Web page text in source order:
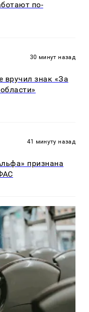
по-
30 минут назад
вручил знак «За
41 минуту назад
признана